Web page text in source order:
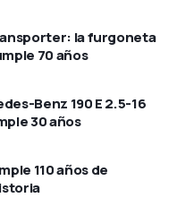
la furgoneta
70 años
Benz 190 E 2.5-16
30 años
110 años de